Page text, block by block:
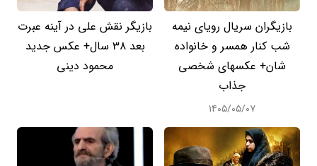
بازیگران سریال رویای نیمه
شب کنار همسر و خانواده
شان+ عکسهای شخصی
جذاب
۱۴۰۵/۰۵/۰۷
بازیگر نقش علی در آینه عبرت
بعد 38 سال+ عکس جدید
محمود دینی